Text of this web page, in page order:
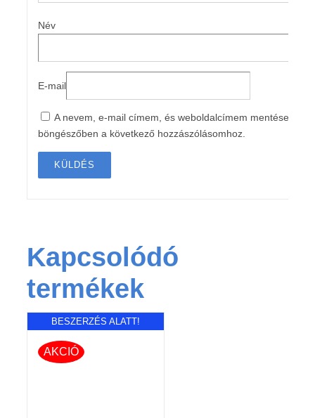
Név
E-mail
A nevem, e-mail címem, és weboldalcímem mentése a
böngészőben a következő hozzászólásomhoz.
Kapcsolódó
termékek
BESZERZÉS ALATT!
AKCIÓ